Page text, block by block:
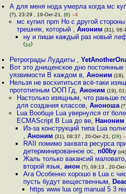
А для меня нода умерла когда мс
(?), 23:29 , 19-Окт-21, (8) –4
мс купил npm Но с другой
трешняк, который , Аноним (31),
ну и пиши каждый раз новый
(34)
Ретрограды Луддиты ,
Вот это днищенское дно постоянные
уязвимости В каждом в,Аноним (18),
Нельзя не восхититься всё-таки
прототипным ООП Гд,Аноним (19),
Настолько изящным, что раньше
для создания классов, Аноноша
Lua Вообще Lua увернулся от
ECMAScript В Lua до ве, Наноним
Из-за конструкций типа Lua
, Аноним (31), 08:37 , 20-Окт-21, (28)
RAII помимо захвата ресурса
детерминированное ос, n00by
Жаль только вакансий
второй язык, анон (?), 09:13 , 20-
Ага Особенно хорошо в Lua с
пусть будут вещественным,
https www lua org manual 5 3